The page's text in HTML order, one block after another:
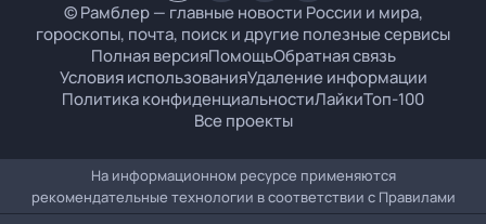
© Рамблер — главные новости России и мира,
гороскопы, почта, поиск и другие полезные сервисы
Полная версияПомощьОбратная связь
Условия использованияУдаление информации
Политика конфиденциальностиЛайкиТоп-100
Все проекты
На информационном ресурсе применяются
рекомендательные технологии в соответствии с Правилами